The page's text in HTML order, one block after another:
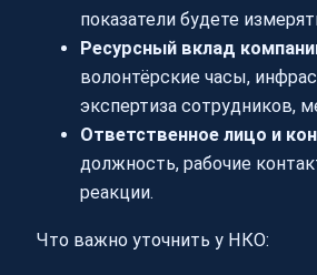
показатели будете
Ресурсный вклад
волонтёрские часы,
экспертиза сотрудников,
Ответственное лицо и
должность, рабочие
реакции.
Что важно уточнить у НКО: